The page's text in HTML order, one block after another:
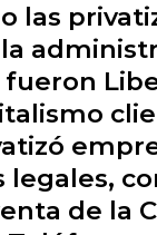
las
legales,
de la